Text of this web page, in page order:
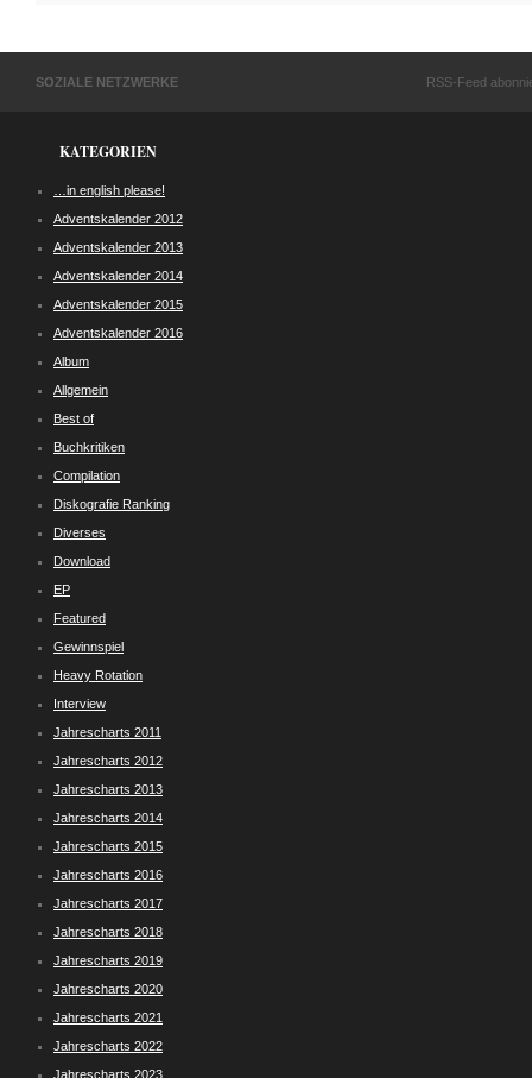
SOZIALE NETZWERKE RSS-Feed
KATEGORIEN
…in english please!
Adventskalender 2012
Adventskalender 2013
Adventskalender 2014
Adventskalender 2015
Adventskalender 2016
Album
Allgemein
Best of
Buchkritiken
Compilation
Diskografie Ranking
Diverses
Download
EP
Featured
Gewinnspiel
Heavy Rotation
Interview
Jahrescharts 2011
Jahrescharts 2012
Jahrescharts 2013
Jahrescharts 2014
Jahrescharts 2015
Jahrescharts 2016
Jahrescharts 2017
Jahrescharts 2018
Jahrescharts 2019
Jahrescharts 2020
Jahrescharts 2021
Jahrescharts 2022
Jahrescharts 2023